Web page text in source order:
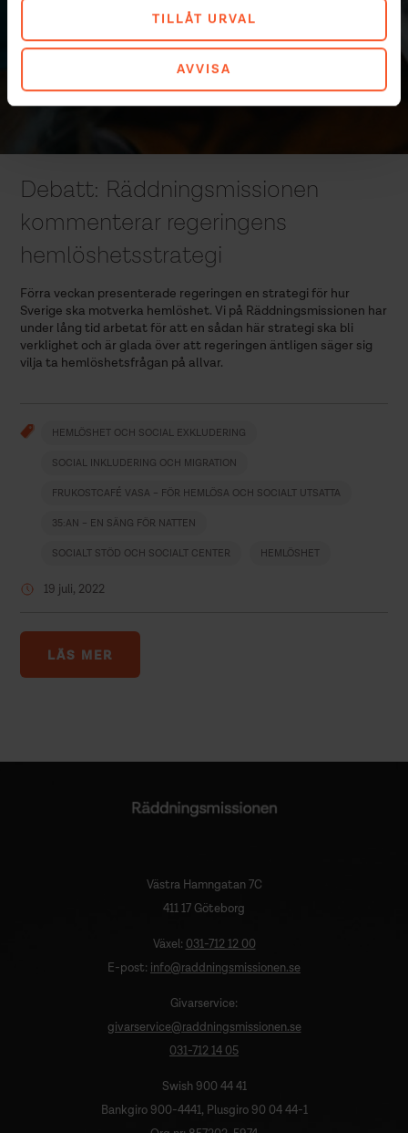
TILLÅT URVAL
AVVISA
Debatt: Räddningsmissionen
kommenterar regeringens
hemlöshetsstrategi
Förra veckan presenterade regeringen en strategi för hur
Sverige ska motverka hemlöshet. Vi på Räddningsmissionen har
under lång tid arbetat för att en sådan här strategi ska bli
verklighet och är glada över att regeringen äntligen säger sig
vilja ta hemlöshetsfrågan på allvar.
HEMLÖSHET OCH SOCIAL EXKLUDERING
SOCIAL INKLUDERING OCH MIGRATION
FRUKOSTCAFÉ VASA – FÖR HEMLÖSA OCH SOCIALT UTSATTA
35:AN – EN SÄNG FÖR NATTEN
SOCIALT STÖD OCH SOCIALT CENTER HEMLÖSHET
19 juli, 2022
LÄS MER
Västra Hamngatan 7C
411 17 Göteborg
Växel: 031-712 12 00
E-post: info@raddningsmissionen.se
Givarservice:
givarservice@raddningsmissionen.se
031-712 14 05
Swish 900 44 41
Bankgiro 900-4441, Plusgiro 90 04 44-1